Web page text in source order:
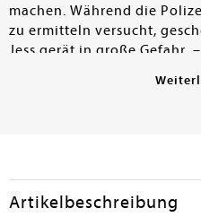
machen. Während die
zu ermitteln versucht,
Jess gerät in große Gefahr.
unter den Reichen und
McManus "One Of Us Is
Artikelbeschreibung